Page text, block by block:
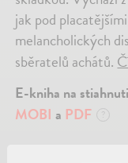
jak pod
melancholických
sběratelů achátů.
E-kniha na
MOBI a PDF ?